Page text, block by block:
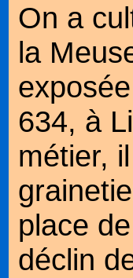
On a
la
634, à
métier,
place
déclin